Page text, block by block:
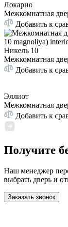
Локарно
Межкомнатная
Добавить к
Никель 10
Межкомнатная
Добавить к
Эллиот
Межкомнатная
Добавить к
Получите
Наш менеджер
выбрать дверь и
Заказать звонок